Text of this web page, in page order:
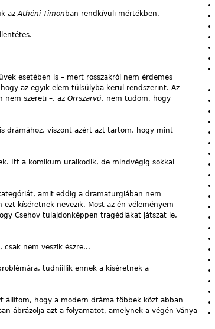
az Athéni Timon ban rendkívüli mértékben.
esetében is – mert rosszakról nem érdemes
az egyik elem túlsúlyba kerül rendszerint. Az
nem szereti –, az Orrszarvú, nem tudom, hogy
drámához, viszont azért azt tartom, hogy mint
Itt a komikum uralkodik, de mindvégig sokkal
amit eddig a dramaturgiában nem
kíséretnek nevezik. Most az én véleményem
Csehov tulajdonképpen tragédiákat játszat le,
nem veszik észre...
tudniillik ennek a kíséretnek a
állítom, hogy a modern dráma többek közt abban
ábrázolja azt a folyamatot, amelynek a végén Ványa